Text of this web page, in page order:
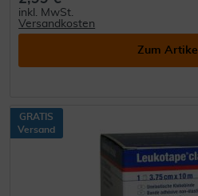
inkl. MwSt.
Versandkosten
Zum Artikel
GRATIS
Versand